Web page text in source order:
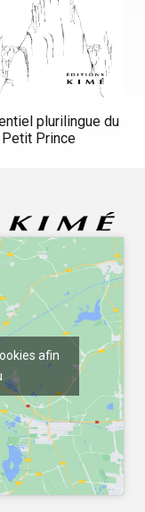
plurilingue du
Petit Prince
afin